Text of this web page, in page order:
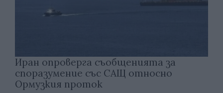
Иран опроверга съобщенията за
споразумение със САЩ относно
Ормузкия проток